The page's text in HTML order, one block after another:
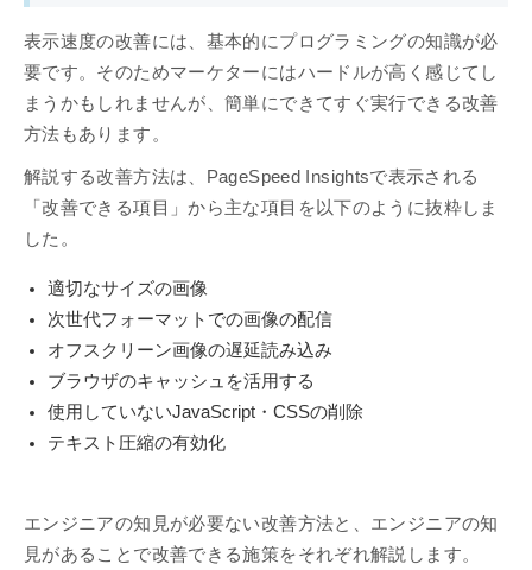
表示速度の改善には、基本的にプログラミングの知識が必
要です。そのためマーケターにはハードルが高く感じてし
まうかもしれませんが、簡単にできてすぐ実行できる改善
方法もあります。
解説する改善方法は、PageSpeed Insightsで表示される
「改善できる項目」から主な項目を以下のように抜粋しま
した。
適切なサイズの画像
次世代フォーマットでの画像の配信
オフスクリーン画像の遅延読み込み
ブラウザのキャッシュを活用する
使用していないJavaScript・CSSの削除
テキスト圧縮の有効化
エンジニアの知見が必要ない改善方法と、エンジニアの知
見があることで改善できる施策をそれぞれ解説します。